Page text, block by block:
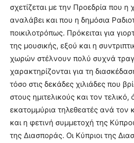
σχετίζεται με την Προεδρία που η
αναλάβει και που η δημόσια
ποικιλοτρόπως. Πρόκειται για
της μουσικής, εξού και η
χωρών στέλνουν πολύ συχνά
χαρακτηρίζονται για τη
τόσο στις δεκάδες χιλιάδες που
στους ημιτελικούς και τον τελικό,
εκατομμύρια τηλεθεατές ανά τον
και η φετινή συμμετοχή της
της Διασποράς. Οι Κύπριοι της